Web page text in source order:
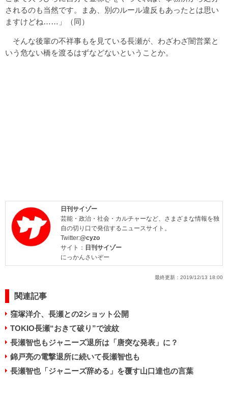
されるのも当然です。まあ、別のルール違反もあったとは思い
ますけどね……」（同）
そんな後輩の不祥事もを見ている長瀬が、わざわざ闇営業と
いう危ない橋を渡るはずなどないということか。
日刊サイゾー
芸能・政治・社会・カルチャーなど、さまざまな情報を独
自の切り口で発信するニュースサイト。
Twitter:@cyzo
サイト： 日刊サイゾー
にっかんさいぞー
最終更新： 2019/12/13 18:00
関連記事
窪塚洋介、長瀬との2ショット公開
TOKIO長瀬“おきて破り”で波紋
長瀬智也もジャニーズ退所は「唐突な発表」に？
錦戸亮の電撃退所に続いて長瀬智也も
長瀬智也「ジャニーズ辞める」を覆す山口達也の言葉